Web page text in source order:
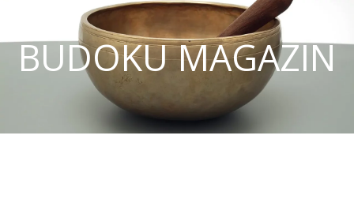
BUDOKU MAGAZIN